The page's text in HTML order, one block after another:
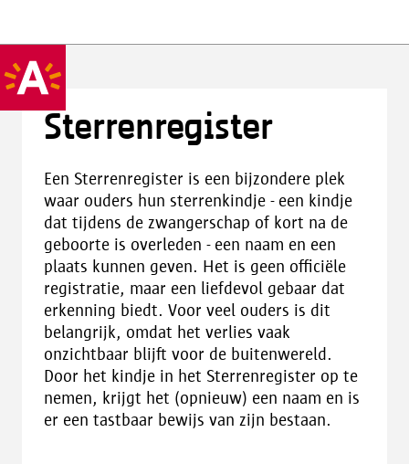
Sterrenregister
Een Sterrenregister is een bijzondere plek
waar ouders hun sterrenkindje - een kindje
dat tijdens de zwangerschap of kort na de
geboorte is overleden - een naam en een
plaats kunnen geven. Het is geen officiële
registratie, maar een liefdevol gebaar dat
erkenning biedt. Voor veel ouders is dit
belangrijk, omdat het verlies vaak
onzichtbaar blijft voor de buitenwereld.
Door het kindje in het Sterrenregister op te
nemen, krijgt het (opnieuw) een naam en is
er een tastbaar bewijs van zijn bestaan.